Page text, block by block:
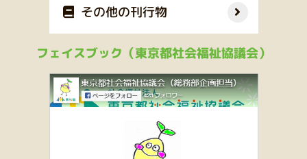
その他の刊行物
フェイスブック（東京都社会福祉協議会）